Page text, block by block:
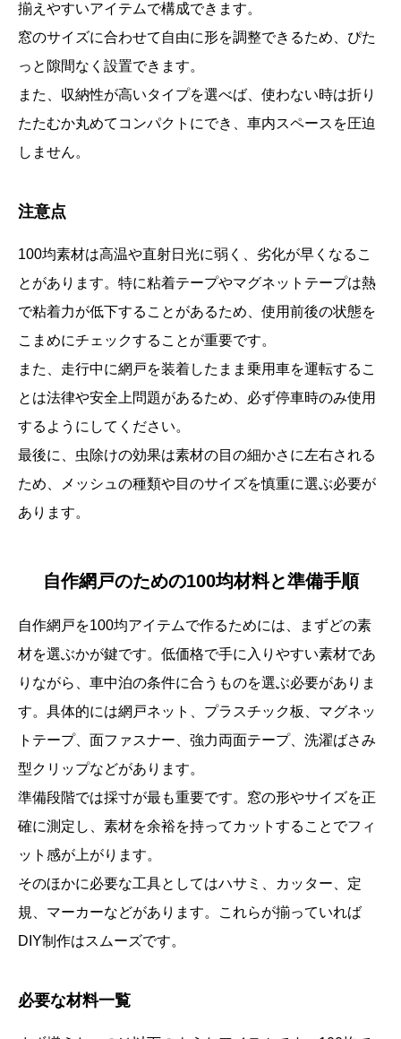
揃えやすいアイテムで構成できます。
窓のサイズに合わせて自由に形を調整できるため、ぴた
っと隙間なく設置できます。
また、収納性が高いタイプを選べば、使わない時は折り
たたむか丸めてコンパクトにでき、車内スペースを圧迫
しません。
注意点
100均素材は高温や直射日光に弱く、劣化が早くなるこ
とがあります。特に粘着テープやマグネットテープは熱
で粘着力が低下することがあるため、使用前後の状態を
こまめにチェックすることが重要です。
また、走行中に網戸を装着したまま乗用車を運転するこ
とは法律や安全上問題があるため、必ず停車時のみ使用
するようにしてください。
最後に、虫除けの効果は素材の目の細かさに左右される
ため、メッシュの種類や目のサイズを慎重に選ぶ必要が
あります。
自作網戸のための100均材料と準備手順
自作網戸を100均アイテムで作るためには、まずどの素
材を選ぶかが鍵です。低価格で手に入りやすい素材であ
りながら、車中泊の条件に合うものを選ぶ必要がありま
す。具体的には網戸ネット、プラスチック板、マグネッ
トテープ、面ファスナー、強力両面テープ、洗濯ばさみ
型クリップなどがあります。
準備段階では採寸が最も重要です。窓の形やサイズを正
確に測定し、素材を余裕を持ってカットすることでフィ
ット感が上がります。
そのほかに必要な工具としてはハサミ、カッター、定
規、マーカーなどがあります。これらが揃っていれば
DIY制作はスムーズです。
必要な材料一覧